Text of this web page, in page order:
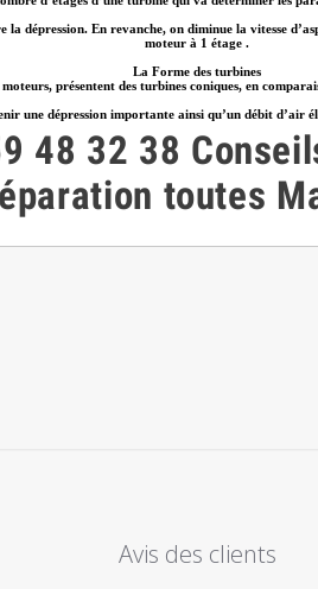
dépression. En revanche, on diminue la vitesse
moteur à 1 étage .
La Forme des turbines
présentent des turbines coniques, en
une dépression importante ainsi qu’un débit
48 32 38
toutes
Avis des clients